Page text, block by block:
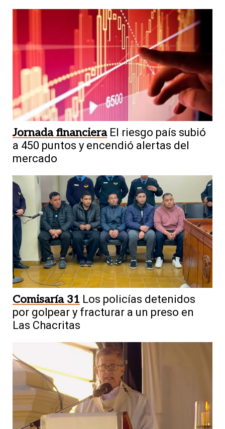
Jornada financiera El riesgo país subió
a 450 puntos y encendió alertas del
mercado
Comisaría 31 Los policías detenidos
por golpear y fracturar a un preso en
Las Chacritas